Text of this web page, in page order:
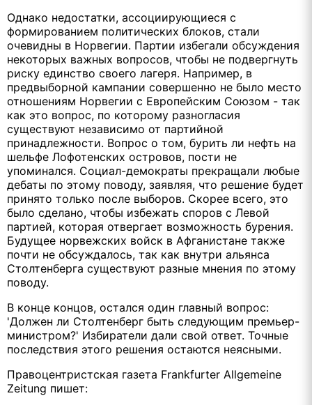
Однако недостатки, ассоциирующиеся с
формированием политических блоков, стали
очевидны в Норвегии. Партии избегали обсуждения
некоторых важных вопросов, чтобы не подвергнуть
риску единство своего лагеря. Например, в
предвыборной кампании совершенно не было место
отношениям Норвегии с Европейским Союзом - так
как это вопрос, по которому разногласия
существуют независимо от партийной
принадлежности. Вопрос о том, бурить ли нефть на
шельфе Лофотенских островов, пости не
упоминался. Социал-демократы прекращали любые
дебаты по этому поводу, заявляя, что решение будет
принято только после выборов. Скорее всего, это
было сделано, чтобы избежать споров с Левой
партией, которая отвергает возможность бурения.
Будущее норвежских войск в Афганистане также
почти не обсуждалось, так как внутри альянса
Столтенберга существуют разные мнения по этому
поводу.
В конце концов, остался один главный вопрос:
'Должен ли Столтенберг быть следующим премьер-
министром?' Избиратели дали свой ответ. Точные
последствия этого решения остаются неясными.
Правоцентристская газета Frankfurter Allgemeine
Zeitung пишет: